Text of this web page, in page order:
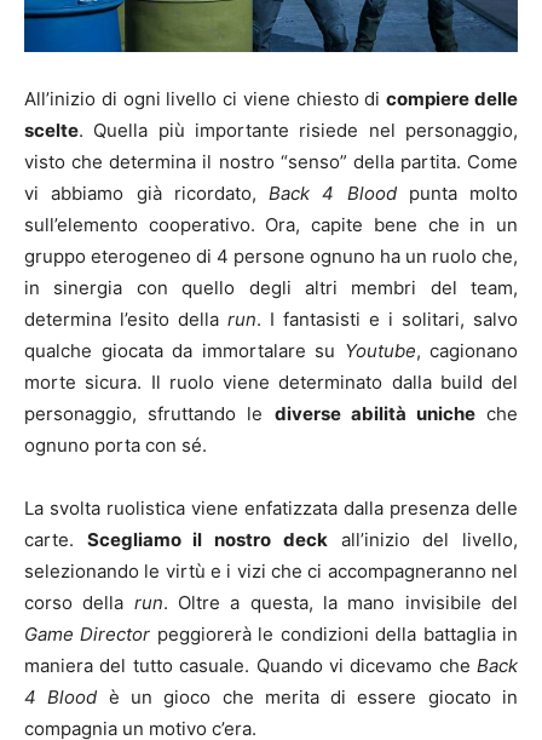
All’inizio di ogni livello ci viene chiesto dicompiere delle
scelte. Quella più importante risiede nel personaggio,
visto che determina il nostro “senso” della partita. Come
vi abbiamo già ricordato, Back 4 Bloodpunta molto
sull’elemento cooperativo. Ora, capite bene che in un
gruppo eterogeneo di 4 persone ognuno ha un ruolo che,
in sinergia con quello degli altri membri del team,
determina l’esito della run. I fantasisti e i solitari, salvo
qualche giocata da immortalare su Youtube, cagionano
morte sicura. Il ruolo viene determinato dalla build del
personaggio, sfruttando le diverse abilità unicheche
ognuno porta con sé.
La svolta ruolistica viene enfatizzata dalla presenza delle
carte. Scegliamo il nostro deck all’inizio del livello,
selezionando le virtù e i vizi che ci accompagneranno nel
corso della run. Oltre a questa, la mano invisibile del
Game Director peggiorerà le condizioni della battaglia in
maniera del tutto casuale. Quando vi dicevamo che Back
4 Blood è un gioco che merita di essere giocato in
compagnia un motivo c’era.